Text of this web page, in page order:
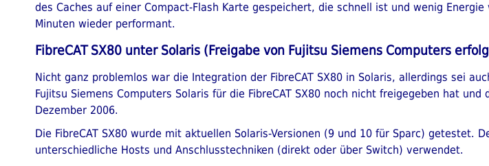
des Caches auf einer Compact-Flash Karte gespeichert, die schnell ist und wenig
Minuten wieder performant.
FibreCAT SX80 unter Solaris (Freigabe von Fujitsu Siemens Computers
Nicht ganz problemlos war die Integration der FibreCAT SX80 in Solaris, allerdings sei
Fujitsu Siemens Computers Solaris für die FibreCAT SX80 noch nicht freigegeben hat
Dezember 2006.
Die FibreCAT SX80 wurde mit aktuellen Solaris-Versionen (9 und 10 für Sparc) getestet.
unterschiedliche Hosts und Anschlusstechniken (direkt oder über Switch) verwendet.